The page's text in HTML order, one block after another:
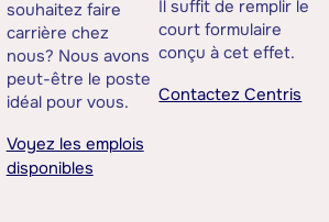
souhaitez faire
carrière chez
nous? Nous avons
peut-être le poste
idéal pour vous.
Voyez les emplois
disponibles
Il suffit de remplir le
court formulaire
conçu à cet effet.
Contactez Centris